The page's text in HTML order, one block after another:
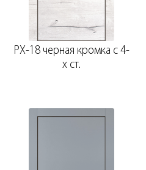
PX-18 черная кромка с 4-
х ст.